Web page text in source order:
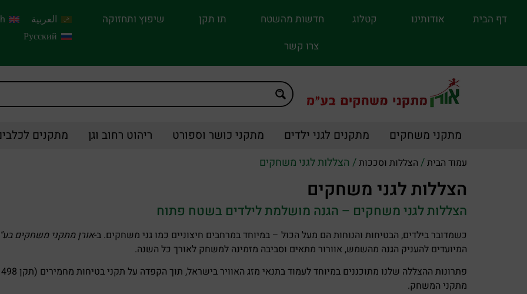
דף הבית אודותינו קטלוג חדשות מהשטח תו תקן
שיפוץ ותחזוקה
צרו קשר
العربية
Русский
מתקני משחקים מתקנים לגני ילדים מתקני כושר וספורט ריהוט רחוב וגן מתקנים
עמוד הבית/ הצללות וסככות/ הצללות לגני משחקים
הצללות לגני משחקים
הצללות לגני משחקים – הגנה מושלמת לילדים בשטח פתוח
כשמדובר בילדים, הבטיחות והנוחות הם מעל הכול – במיוחד במרחבים חיצוניים כמו גני משחקים. ב-אורן מתקני משחקים
המיועדים להעניק הגנה מהשמש, אוורור מתאים וסביבה מזמינה למשחק לאורך כל השנה.
מתקני המשחק.